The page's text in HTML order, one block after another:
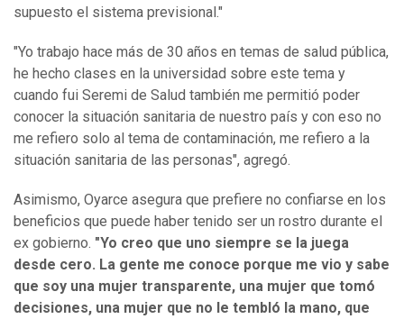
supuesto el sistema previsional."
"Yo trabajo hace más de 30 años en temas de salud pública,
he hecho clases en la universidad sobre este tema y
cuando fui Seremi de Salud también me permitió poder
conocer la situación sanitaria de nuestro país y con eso no
me refiero solo al tema de contaminación, me refiero a la
situación sanitaria de las personas", agregó.
Asimismo, Oyarce asegura que prefiere no confiarse en los
beneficios que puede haber tenido ser un rostro durante el
ex gobierno. "Yo creo que uno siempre se la juega
desde cero. La gente me conoce porque me vio y sabe
que soy una mujer transparente, una mujer que tomó
decisiones, una mujer que no le tembló la mano, que